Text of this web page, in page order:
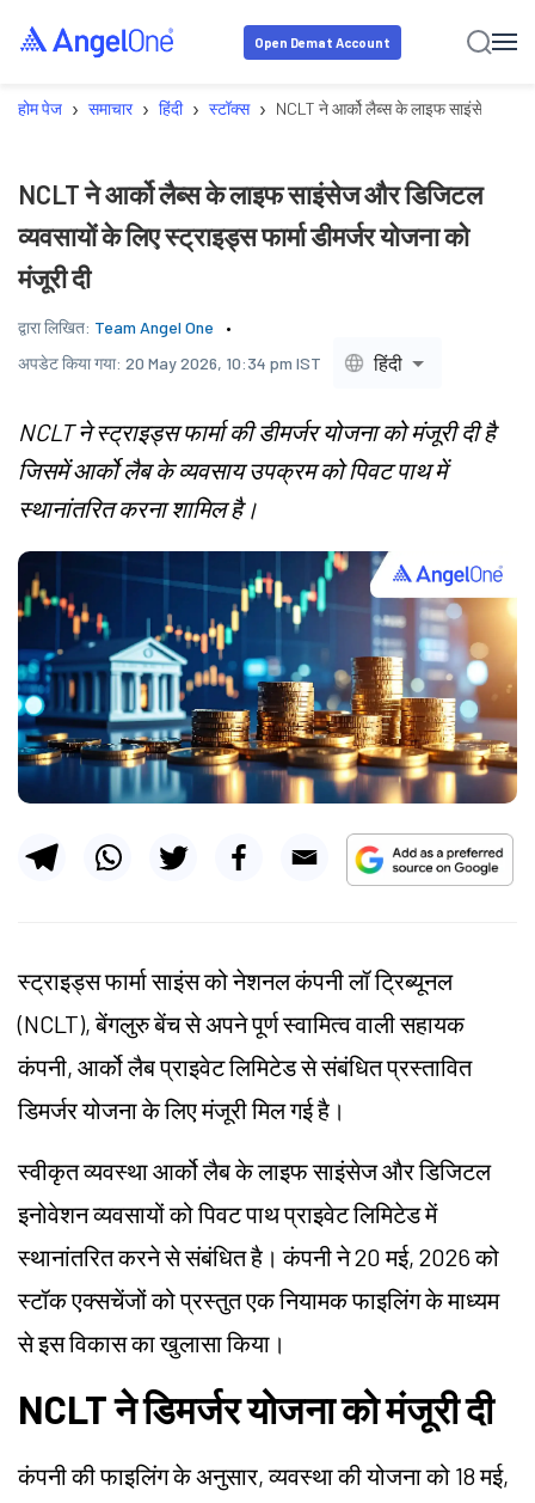
Open Demat Account
होम पेज › समाचार › हिंदी › स्टॉक्स › NCLT ने आर्को लैब्स के लाइफ साइंसेज और
NCLT ने आर्को लैब्स के लाइफ साइंसेज और डिजिटल
व्यवसायों के लिए स्ट्राइड्स फार्मा डीमर्जर योजना को
मंजूरी दी
द्वारा लिखित: Team Angel One
अपडेट किया गया: 20 May 2026, 10:34 pm IST हिंदी
NCLT ने स्ट्राइड्स फार्मा की डीमर्जर योजना को मंजूरी दी है
जिसमें आर्को लैब के व्यवसाय उपक्रम को पिवट पाथ में
स्थानांतरित करना शामिल है।
स्ट्राइड्स फार्मा साइंस को नेशनल कंपनी लॉ ट्रिब्यूनल
(NCLT), बेंगलुरु बेंच से अपने पूर्ण स्वामित्व वाली सहायक
कंपनी, आर्को लैब प्राइवेट लिमिटेड से संबंधित प्रस्तावित
डिमर्जर योजना के लिए मंजूरी मिल गई है।
स्वीकृत व्यवस्था आर्को लैब के लाइफ साइंसेज और डिजिटल
इनोवेशन व्यवसायों को पिवट पाथ प्राइवेट लिमिटेड में
स्थानांतरित करने से संबंधित है। कंपनी ने 20 मई, 2026 को
स्टॉक एक्सचेंजों को प्रस्तुत एक नियामक फाइलिंग के माध्यम
से इस विकास का खुलासा किया।
NCLT ने डिमर्जर योजना को मंजूरी दी
कंपनी की फाइलिंग के अनुसार, व्यवस्था की योजना को 18 मई,